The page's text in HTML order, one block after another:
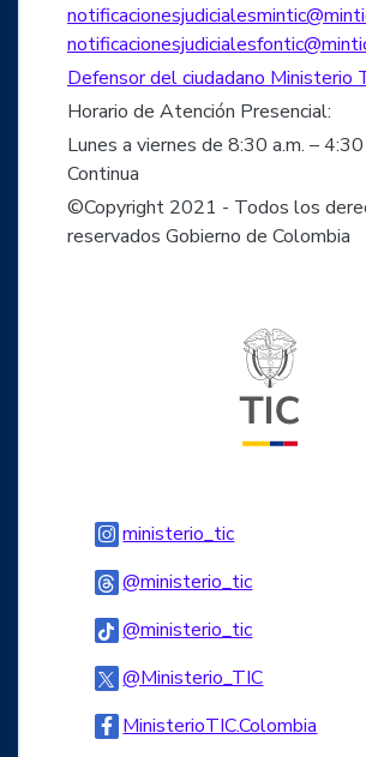
Defensor del ciudadano Ministerio
Horario de Atención Presencial:
Lunes a viernes de 8:30 a.m. – 4:30
Continua
©Copyright 2021 - Todos los
reservados Gobierno de Colombia
ministerio_ticLogo Instagram
@ministerio_ticLogo Threads
@ministerio_ticLogo Tiktok
@Ministerio_TICLogo Twitter
MinisterioTIC.Colombia